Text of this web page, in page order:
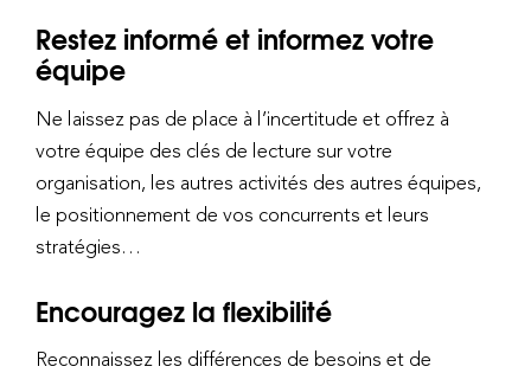
Restez informé et informez votre
équipe
Ne laissez pas de place à l’incertitude et offrez à
votre équipe des clés de lecture sur votre
organisation, les autres activités des autres équipes,
le positionnement de vos concurrents et leurs
stratégies…
Encouragez la flexibilité
Reconnaissez les différences de besoins et de